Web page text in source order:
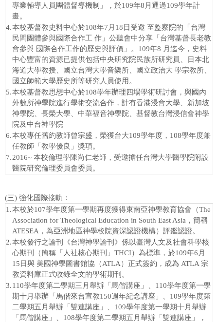
專業輔導人員團體督導機制」，於109年8月通過109學年計
畫。
4.本校基督教史料中心於108年7月18日受邀 至監察院的「台灣
民間團體參與國際合作工 作」公聽會中分享「台灣基督長老教
會參與 國際合作工作的歷史與評價」。109年8 月迄今，史料
中心豐富的資源已提供包括中央研究院民族所研究員、日本北
海道大學教授、國立台灣大學音樂所、國立政治大 學宗教所、
國立師範大學歷史所等研究人員使用。
5.本校基督教思想中心於108學年辦理四場學術研討會，與國內
外數所神學院進行學術交流合作，計有香港浸會大學、新加坡
神學院、長榮大學、中華福音神學院、基督教台灣浸信會神學
院及中台神學院
6.本校專任舊約教師曾宗盛，榮獲台大109學年度，108學年度兼
任教師「教學優良」獎項。
7.2016~ 本校倫理學陳尚仁老師，受邀擔任台灣大學醫學院附設
醫院研究倫理委員會委員。
(三) 強化國際接軌：
1.本校於107學年度第一學期再度獲得東南亞神學教育協會（The
Association for Theological Education in South East Asia，簡稱
ATESEA，為亞洲地區神學校院資深認證機構）評鑑認證。
2.本校發行之論刊《台灣神學論刊》係以臺灣人文及社會科學核
心期刊（簡稱「人社核心期刊」THCI）為標準，於109年6月
15日與 美國神學圖書館協（ATLA）正式簽約，成為 ATLA 宗
教資料庫正式收錄全文的學術期刊。
3.110學年度第二學期三月舉辦「馬偕講座」、110學年度第一學
期十月舉辦「馬偕來台宣教150週年紀念講座」、109學年度第
二學期五月舉辦「雙連講座」、109學年度第一學期十月舉辦
「馬偕講座」、108學年度第二學期五月舉辦「雙連講座」，